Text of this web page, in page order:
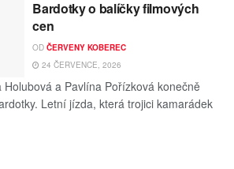
Bardotky o balíčky filmových
cen
OD ČERVENY KOBEREC
24 ČERVENCE, 2026
Holubová a Pavlína Pořízková konečně
Letní jízda, která trojici kamarádek